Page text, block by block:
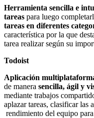
Herramienta sencilla e
tareas para luego
tareas en diferentes
característica por la que
tarea realizar según su
Todoist
Aplicación
de manera sencilla, ágil y
mediante trabajos
aplazar tareas, clasificar las
rendimiento del equipo